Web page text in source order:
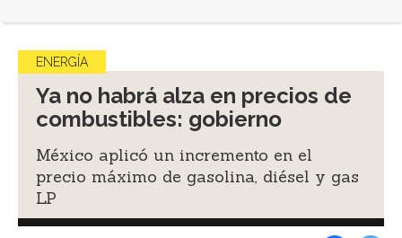
ENERGÍA
Ya no habrá alza en precios de
combustibles: gobierno
México aplicó un incremento en el
precio máximo de gasolina, diésel y gas
LP